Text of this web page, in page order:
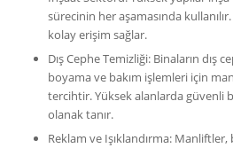
sürecinin her aşamasında
kolay erişim sağlar.
Dış Cephe Temizliği: Binaların dış
boyama ve bakım işlemleri için
tercihtir. Yüksek alanlarda güvenli
olanak tanır.
Reklam ve Işıklandırma: